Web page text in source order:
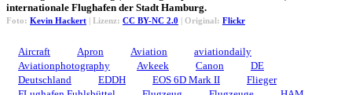
internationale Flughafen der Stadt Hamburg.
Foto: Kevin Hackert | Lizenz: CC BY-NC 2.0 | Original: Flickr
Aircraft Apron Aviation
aviationdaily
Aviationphotography
Avkeek Canon
DE
Deutschland
EDDH EOS 6D Mark II
Flieger